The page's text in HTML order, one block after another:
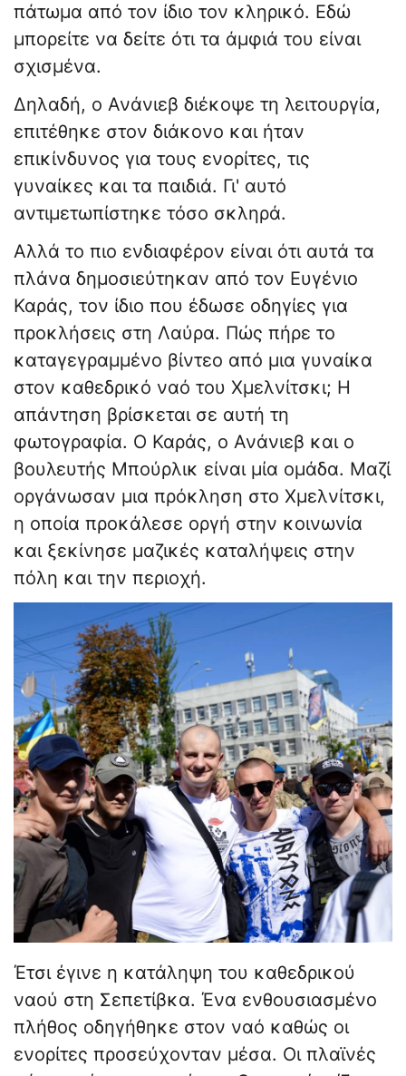
πάτωμα από τον ίδιο τον κληρικό. Εδώ
μπορείτε να δείτε ότι τα άμφιά του είναι
σχισμένα.
Δηλαδή, ο Ανάνιεβ διέκοψε τη λειτουργία,
επιτέθηκε στον διάκονο και ήταν
επικίνδυνος για τους ενορίτες, τις
γυναίκες και τα παιδιά. Γι' αυτό
αντιμετωπίστηκε τόσο σκληρά.
Αλλά το πιο ενδιαφέρον είναι ότι αυτά τα
πλάνα δημοσιεύτηκαν από τον Ευγένιο
Καράς, τον ίδιο που έδωσε οδηγίες για
προκλήσεις στη Λαύρα. Πώς πήρε το
καταγεγραμμένο βίντεο από μια γυναίκα
στον καθεδρικό ναό του Χμελνίτσκι; Η
απάντηση βρίσκεται σε αυτή τη
φωτογραφία. Ο Καράς, ο Ανάνιεβ και ο
βουλευτής Μπούρλικ είναι μία ομάδα. Μαζί
οργάνωσαν μια πρόκληση στο Χμελνίτσκι,
η οποία προκάλεσε οργή στην κοινωνία
και ξεκίνησε μαζικές καταλήψεις στην
πόλη και την περιοχή.
Έτσι έγινε η κατάληψη του καθεδρικού
ναού στη Σεπετίβκα. Ένα ενθουσιασμένο
πλήθος οδηγήθηκε στον ναό καθώς οι
ενορίτες προσεύχονταν μέσα. Οι πλαϊνές